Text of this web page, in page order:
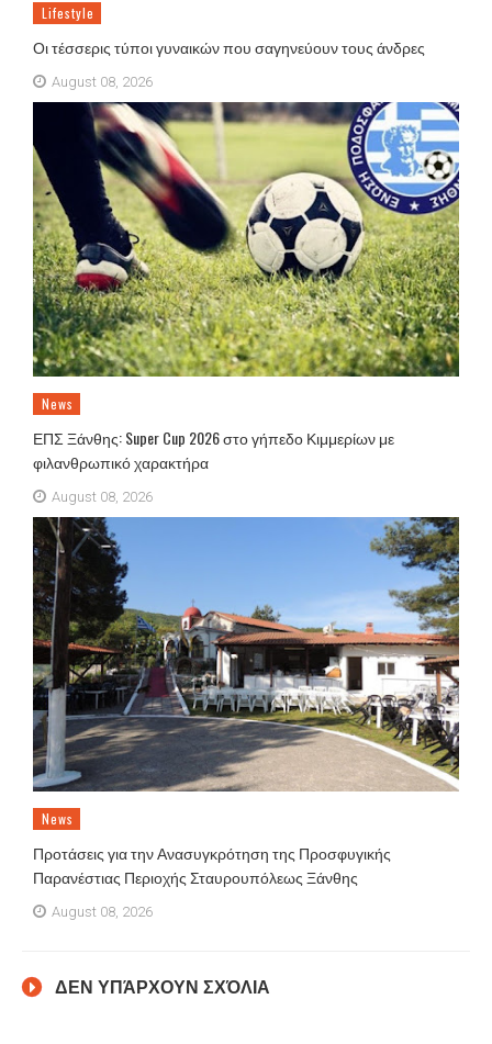
Lifestyle
Οι τέσσερις τύποι γυναικών που σαγηνεύουν τους άνδρες
August 08, 2026
News
ΕΠΣ Ξάνθης: Super Cup 2026 στο γήπεδο Κιμμερίων με
φιλανθρωπικό χαρακτήρα
August 08, 2026
News
Προτάσεις για την Ανασυγκρότηση της Προσφυγικής
Παρανέστιας Περιοχής Σταυρουπόλεως Ξάνθης
August 08, 2026
ΔΕΝ ΥΠΆΡΧΟΥΝ ΣΧΌΛΙΑ